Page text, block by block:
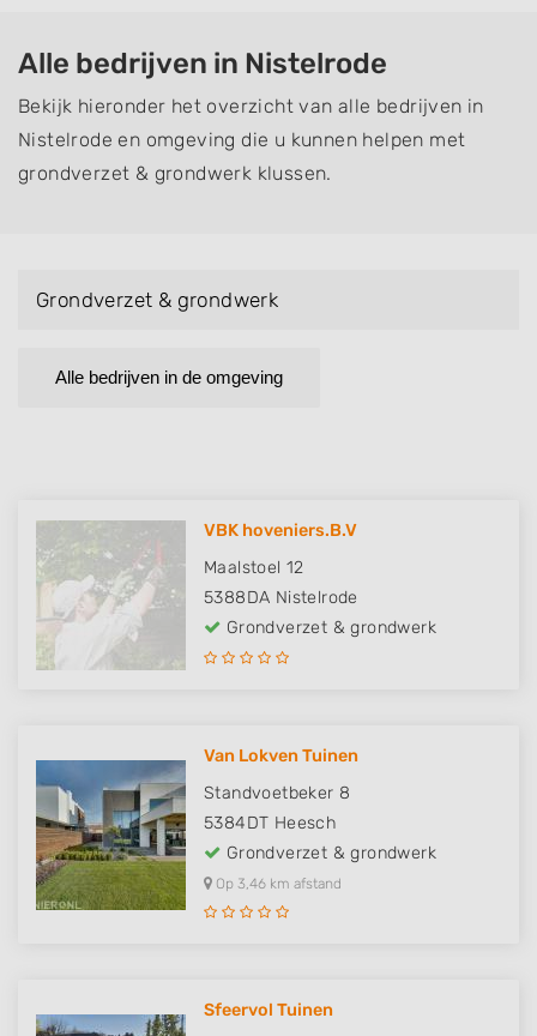
Alle bedrijven in Nistelrode
Bekijk hieronder het overzicht van alle bedrijven in
Nistelrode en omgeving die u kunnen helpen met
grondverzet & grondwerk klussen.
Grondverzet & grondwerk
Alle bedrijven in de omgeving
VBK hoveniers.B.V
Maalstoel 12
5388DA Nistelrode
Grondverzet & grondwerk
Van Lokven Tuinen
Standvoetbeker 8
5384DT Heesch
Grondverzet & grondwerk
Op 3,46 km afstand
Sfeervol Tuinen